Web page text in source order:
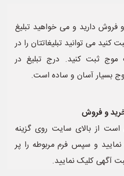
فروش دارید و می خواهید تبلیغ
کنید می توانید تبلیغاتتان را در
موج ثبت کنید. درج تبلیغ در
بسیار آسان و ساده است.
و فروش
است از بالای سایت روی گزینه
و سپس فرم مربوطه را پر
آگهی کلیک نمایید.